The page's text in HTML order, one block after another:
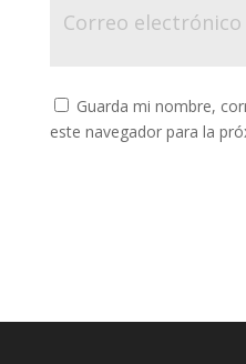
Guarda mi nombre,
este navegador para la